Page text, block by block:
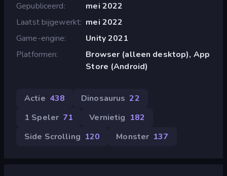
Gepubliceerd
mei 2022
Laatst bijgewerkt mei 2022
Game-engine
Unity 2021
Platformen
Browser (alleen desktop), App
Store (Android)
Actie 438 Dinosaurus 22
1 Speler 71 Vernietig 182
Side Scrolling 120 Monster 137